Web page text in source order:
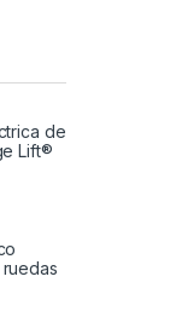
de
Lift®